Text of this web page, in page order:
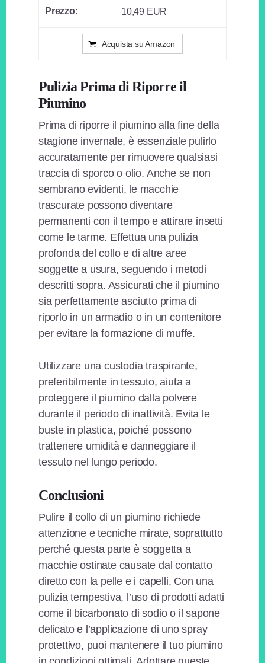
10,49 EUR
Acquista su Amazon
Pulizia Prima di Riporre il
Piumino
Prima di riporre il piumino alla fine della
stagione invernale, è essenziale pulirlo
accuratamente per rimuovere qualsiasi
traccia di sporco o olio. Anche se non
sembrano evidenti, le macchie
trascurate possono diventare
permanenti con il tempo e attirare insetti
come le tarme. Effettua una pulizia
profonda del collo e di altre aree
soggette a usura, seguendo i metodi
descritti sopra. Assicurati che il piumino
sia perfettamente asciutto prima di
riporlo in un armadio o in un contenitore
per evitare la formazione di muffe.
Utilizzare una custodia traspirante,
preferibilmente in tessuto, aiuta a
proteggere il piumino dalla polvere
durante il periodo di inattività. Evita le
buste in plastica, poiché possono
trattenere umidità e danneggiare il
tessuto nel lungo periodo.
Conclusioni
Pulire il collo di un piumino richiede
attenzione e tecniche mirate, soprattutto
perché questa parte è soggetta a
macchie ostinate causate dal contatto
diretto con la pelle e i capelli. Con una
pulizia tempestiva, l’uso di prodotti adatti
come il bicarbonato di sodio o il sapone
delicato e l’applicazione di uno spray
protettivo, puoi mantenere il tuo piumino